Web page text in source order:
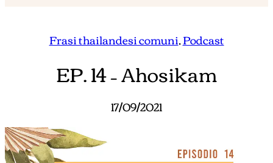
Frasi thailandesi comuni, Podcast
EP. 14 – Ahosikam
17/09/2021